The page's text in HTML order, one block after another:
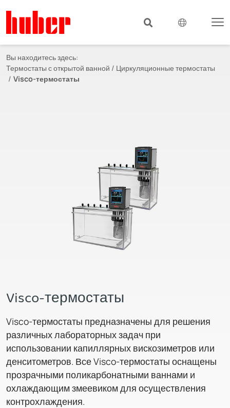
Вы находитесь здесь:
Термостаты с открытой ванной / Циркуляционные термостаты
Visco-термостаты
Visco-термостаты
Visco-термостаты предназначены для решения
различных лабораторных задач при
использовании капиллярных вискозиметров или
денситометров. Все Visco-термостаты оснащены
прозрачными поликарбонатными ваннами и
охлаждающим змеевиком для осуществления
контрохлаждения.